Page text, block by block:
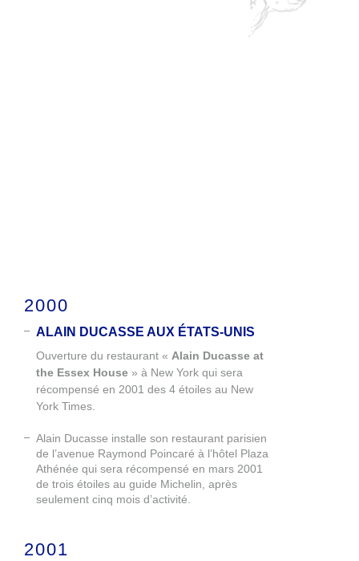
2000
ALAIN DUCASSE AUX ÉTATS-UNIS
Ouverture du restaurant « Alain Ducasse at
the Essex House » à New York qui sera
récompensé en 2001 des 4 étoiles au New
York Times.
Alain Ducasse installe son restaurant parisien
de l’avenue Raymond Poincaré à l’hôtel Plaza
Athénée qui sera récompensé en mars 2001
de trois étoiles au guide Michelin, après
seulement cinq mois d’activité.
2001